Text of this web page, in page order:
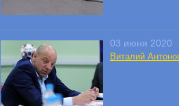
03 июня 2020
Виталий